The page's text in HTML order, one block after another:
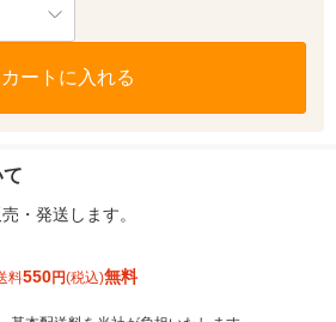
カートに入れる
・発送します。
料550円(税込)無料